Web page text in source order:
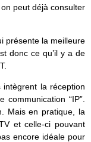
peut déjà consulter
présente la meilleure
donc ce qu’il y a de
intègrent la réception
“IP”.
Mais en pratique, la
et celle-ci pouvant
encore idéale pour